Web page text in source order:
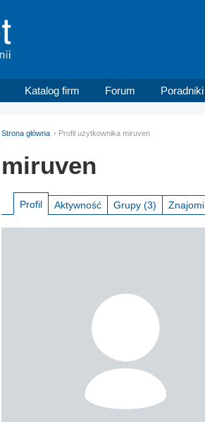
Katalog firm Forum Poradniki
Strona główna Profil użytkownika miruven
miruven
Profil Aktywność Grupy (3) Znajomi